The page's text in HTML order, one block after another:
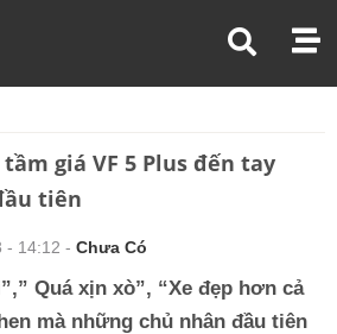
giá VF 5 Plus đến tay
tiên
- 14:12 - Chưa Có
Quá xịn xò”, “Xe đẹp hơn cả
mà những chủ nhân đầu tiên